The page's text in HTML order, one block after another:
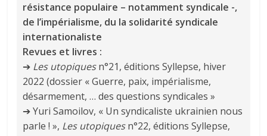
résistance populaire – notamment syndicale -,
de l’impérialisme, du la solidarité syndicale
internationaliste
Revues et livres :
➔ Les utopiquesn°21, éditions Syllepse, hiver
2022 (dossier « Guerre, paix, impérialisme,
désarmement, … des questions syndicales »
➔ Yuri Samoilov, « Un syndicaliste ukrainien nous
parle ! », Les utopiquesn°22, éditions Syllepse,